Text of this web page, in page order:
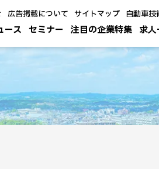
ース セミナー 注目の企業特集 求
広告掲載について サイトマップ 自動車技